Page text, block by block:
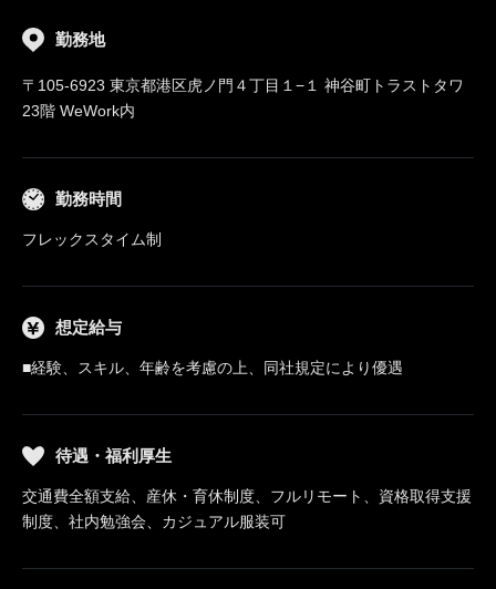
勤務地
〒105-6923 東京都港区虎ノ門４丁目１−１ 神谷町トラストタワ
23階 WeWork内
勤務時間
フレックスタイム制
想定給与
■経験、スキル、年齢を考慮の上、同社規定により優遇
待遇・福利厚生
交通費全額支給、産休・育休制度、フルリモート、資格取得支援
制度、社内勉強会、カジュアル服装可